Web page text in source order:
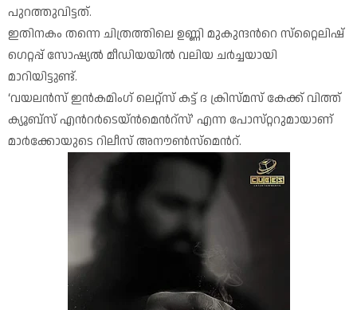
പുറത്തുവിട്ടത്.
ഇതിനകം തന്നെ ചിത്രത്തിലെ ഉണ്ണി മുകുന്ദന്‍റെ സ്‌റ്റൈലിഷ്
ഗെറ്റപ്പ് സോഷ്യൽ മീഡിയയിൽ വലിയ ചർച്ചയായി
മാറിയിട്ടുണ്ട്.
‘വയലൻസ് ഇൻകമിംഗ് ലെറ്റ്സ് കട്ട് ദ ക്രിസ്‌മസ് കേക്ക് വിത്ത്
ക്യൂബ്‌സ് എന്‍റർടെയ്ൻമെന്‍റ്സ്’ എന്ന പോസ്‌റ്ററുമായാണ്
മാർക്കോയുടെ റിലീസ് അനൗൺസ്മെന്‍റ്.